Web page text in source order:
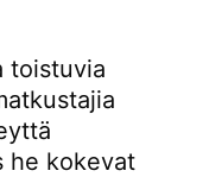
toistuvia
he kokevat